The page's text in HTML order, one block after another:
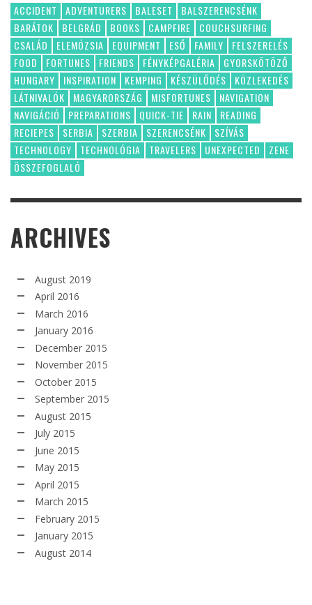
ACCIDENT ADVENTURERS BALESET
BALSZERENCSÉNK
BARÁTOK
BELGRÁD BOOKS CAMPFIRE
COUCHSURFING
CSALÁD
ELEMÓZSIA EQUIPMENT ESŐ FAMILY
FELSZERELÉS
FOOD
FORTUNES FRIENDS FÉNYKÉPGALÉRIA
GYORSKÖTÖZŐ
HUNGARY
INSPIRATION KEMPING KÉSZÜLŐDÉS
KÖZLEKEDÉS
LÁTNIVALÓK
MAGYARORSZÁG MISFORTUNES
NAVIGATION
NAVIGÁCIÓ
PREPARATIONS QUICK-TIE RAIN
READING
RECIEPES
SERBIA SZERBIA SZERENCSÉNK
SZÍVÁS
TECHNOLOGY
TECHNOLÓGIA TRAVELERS UNEXPECTED
ZENE
ÖSSZEFOGLALÓ
ARCHIVES
August 2019
April 2016
March 2016
January 2016
December 2015
November 2015
October 2015
September 2015
August 2015
July 2015
June 2015
May 2015
April 2015
March 2015
February 2015
January 2015
August 2014